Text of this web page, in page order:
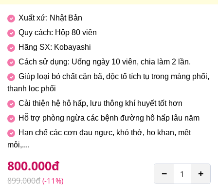
Xuất xứ: Nhật Bản
Quy cách: Hộp 80 viên
Hãng SX: Kobayashi
Cách sử dụng: Uống ngày 10 viên, chia làm 2 lần.
Giúp loại bỏ chất cặn bã, độc tố tích tụ trong màng phổi,
thanh lọc phổi
Cải thiện hệ hô hấp, lưu thông khí huyết tốt hơn
Hỗ trợ phòng ngừa các bệnh đường hô hấp lâu năm
Hạn chế các cơn đau ngực, khó thở, ho khan, mệt
mỏi,....
800.000đ
899.000đ (-11%)
+
−